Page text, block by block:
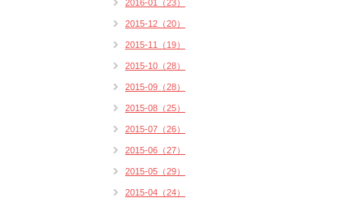
2016-01（23）
2015-12（20）
2015-11（19）
2015-10（28）
2015-09（28）
2015-08（25）
2015-07（26）
2015-06（27）
2015-05（29）
2015-04（24）